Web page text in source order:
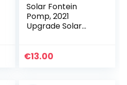
Solar Fontein
Pomp, 2021
Upgrade Solar
Zonnefontein voor
€13.00